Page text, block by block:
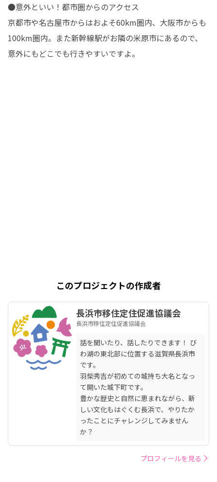
●意外といい！都市圏からのアクセス
京都市や名古屋市からはおよそ60km圏内、大阪市からも
100km圏内。また新幹線駅がお隣の米原市にあるので、
意外にもどこでも行きやすいですよ。
このプロジェクトの作成者
長浜市移住定住促進協議会
長浜市移住定住促進協議会
話を聞いたり、話したりできます！ び
わ湖の東北部に位置する滋賀県長浜市
です。
羽柴秀吉が初めての城持ち大名となっ
て開いた城下町です。
豊かな歴史と自然に恵まれながら、新
しい文化もはぐくむ長浜で、やりたか
ったことにチャレンジしてみません
か？
プロフィールを見る